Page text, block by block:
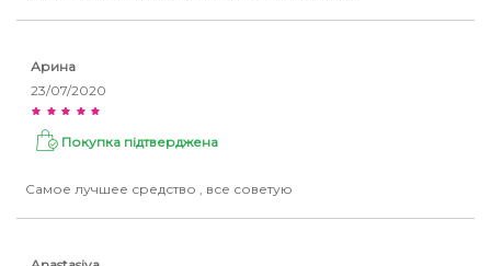
Арина
23/07/2020
Покупка підтверджена
Самое лучшее средство , все советую